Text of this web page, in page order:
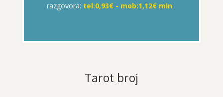
razgovora: tel:0,93€ - mob:1,12€ min .
Tarot broj
asrologija; numerologija, tarot